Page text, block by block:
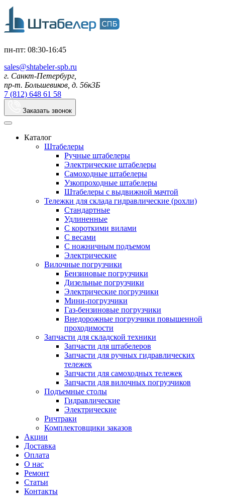
пн-пт: 08:30-16:45
sales@shtabeler-spb.ru
г. Санкт-Петербург,
пр-т. Большевиков, д. 56к3Б
7 (812) 648 61 58
Заказать звонок
Каталог
Штабелеры
Ручные штабелеры
Электрические штабелеры
Самоходные штабелеры
Узкопроходные штабелеры
Штабелеры с выдвижной мачтой
Тележки для склада гидравлические (рохли)
Стандартные
Удлиненные
С короткими вилами
С весами
С ножничным подъемом
Электрические
Вилочные погрузчики
Бензиновые погрузчики
Дизельные погрузчики
Электрические погрузчики
Мини-погрузчики
Газ-бензиновые погрузчики
Внедорожные погрузчики повышенной
проходимости
Запчасти для складской техники
Запчасти для штабелеров
Запчасти для ручных гидравлических
тележек
Запчасти для самоходных тележек
Запчасти для вилочных погрузчиков
Подъемные столы
Гидравлические
Электрические
Ричтраки
Комплектовщики заказов
Акции
Доставка
Оплата
О нас
Ремонт
Статьи
Контакты